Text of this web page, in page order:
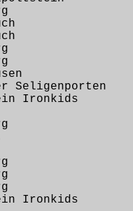
Ironkids
Ironkids